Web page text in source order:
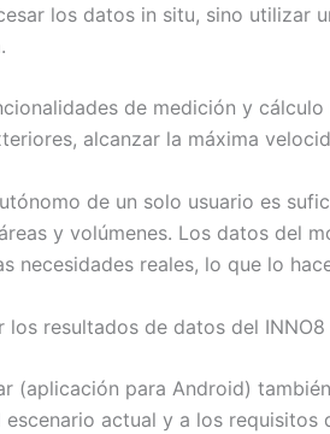
los datos in situ, sino
de medición y
alcanzar la máxima
de un solo usuario es
y volúmenes. Los datos del
necesidades reales, lo que lo
resultados de datos del
(aplicación para Android)
actual y a los